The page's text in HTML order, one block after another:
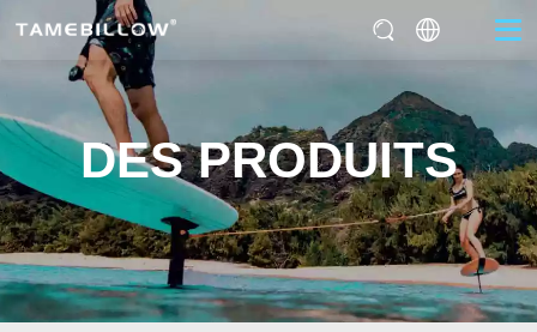
DES PRODUITS